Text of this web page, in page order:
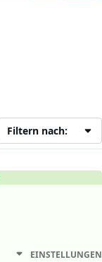
Filtern nach:
EINSTELLUNGEN